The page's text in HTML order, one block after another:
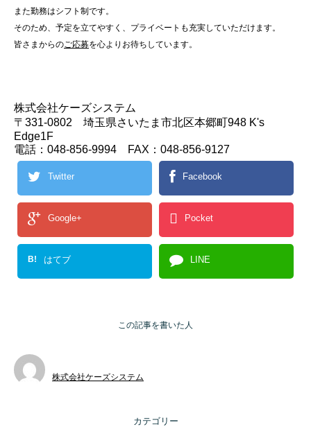
また勤務はシフト制です。
そのため、予定を立てやすく、プライベートも充実していただけます。
皆さまからのご応募を心よりお待ちしています。
株式会社ケーズシステム
〒331-0802 埼玉県さいたま市北区本郷町948 K's
Edge1F
電話：048-856-9994 FAX：048-856-9127
Twitter Facebook
Google+ Pocket
B! はてブ LINE
この記事を書いた人
株式会社ケーズシステム
カテゴリー